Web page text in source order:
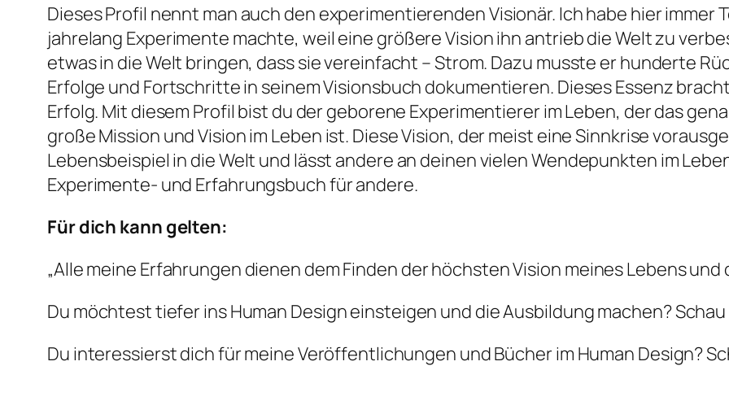
Dieses Profil nennt man auch den experimentierenden Visionär. Ich habe hier immer
jahrelang Experimente machte, weil eine größere Vision ihn antrieb die Welt zu
etwas in die Welt bringen, dass sie vereinfacht – Strom. Dazu musste er hunderte
Erfolge und Fortschritte in seinem Visionsbuch dokumentieren. Dieses Essenz
Erfolg. Mit diesem Profil bist du der geborene Experimentierer im Leben, der das
große Mission und Vision im Leben ist. Diese Vision, der meist eine Sinnkrise
Lebensbeispiel in die Welt und lässt andere an deinen vielen Wendepunkten im
Experimente- und Erfahrungsbuch für andere.
Für dich kann gelten:
„Alle meine Erfahrungen dienen dem Finden der höchsten Vision meines Lebens und
Du möchtest tiefer ins Human Design einsteigen und die Ausbildung machen?
Du interessierst dich für meine Veröffentlichungen und Bücher im Human Design?